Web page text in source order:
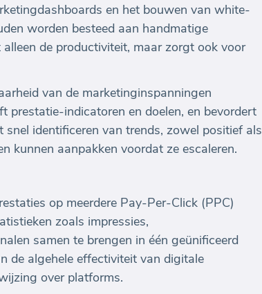
en het bouwen van white-
worden besteed aan handmatige
de productiviteit, maar zorgt ook voor
van de marketinginspanningen
prestatie-indicatoren en doelen, en bevordert
identificeren van trends, zowel positief als
kunnen aanpakken voordat ze escaleren.
op meerdere Pay-Per-Click (PPC)
zoals impressies,
samen te brengen in één geünificeerd
de algehele effectiviteit van digitale
over platforms.